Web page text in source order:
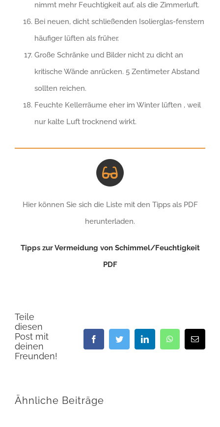
nimmt mehr Feuchtigkeit auf, als die Zimmerluft.
Bei neuen, dicht schließenden Isolierglas-fenstern
häufiger lüften als früher.
Große Schränke und Bilder nicht zu dicht an
kritische Wände anrücken. 5 Zentimeter Abstand
sollten reichen.
Feuchte Kellerräume eher im Winter lüften , weil
nur kalte Luft trocknend wirkt.
Hier können Sie sich die Liste mit den Tipps als PDF
herunterladen.
Tipps zur Vermeidung von Schimmel/Feuchtigkeit
PDF
Teile
diesen
Post mit
deinen
Freunden!
FacebookTwitter LinkedIn WhatsApp
E-
Mail
Ähnliche Beiträge